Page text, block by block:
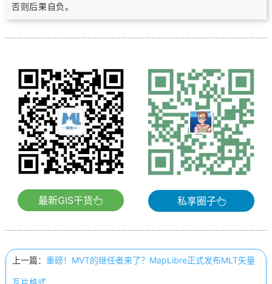
否则后果自负。
最新GIS干货 私享圈子
上一篇： 重磅！MVT的继任者来了？MapLibre正式发布MLT矢量
瓦片格式